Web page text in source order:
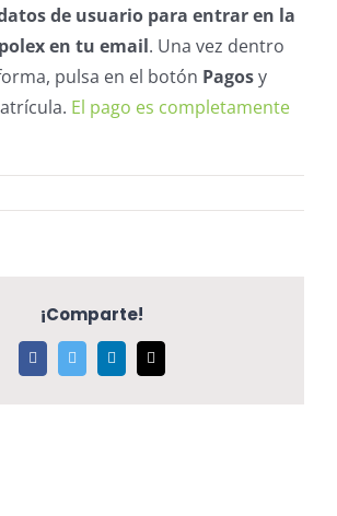
de usuario para entrar en la
en tu email. Una vez dentro
pulsa en el botón Pagosy
El pago es completamente
¡Comparte!
FacebookTwitter LinkedIn
electrónico